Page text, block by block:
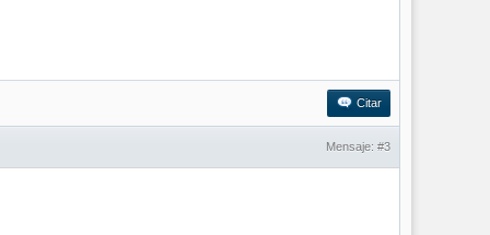
Citar
Mensaje: #3